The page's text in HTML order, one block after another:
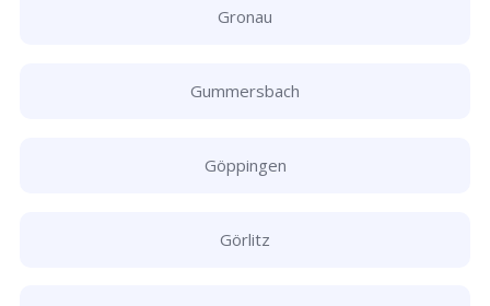
Gronau
Gummersbach
Göppingen
Görlitz